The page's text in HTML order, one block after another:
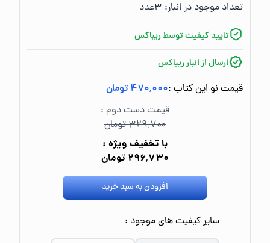
تعداد موجود در انبار:‌ ۳عدد
تایید کیفیت توسط ریباکس
ارسال از انبار ریباکس
قیمت نو این کتاب :۴۷۰٬۰۰۰ تومان
قیمت دست دوم :
۳۲۹٬۷۰۰ تومان
با تخفیف ویژه :
۲۹۶٬۷۳۰ تومان
افزودن به سبد خرید
سایر کیفیت های موجود :